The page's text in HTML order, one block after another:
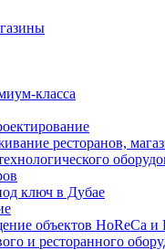
класса
ресторанов,
ключ в Дубае
объектов HoReCa и
и ресторанного